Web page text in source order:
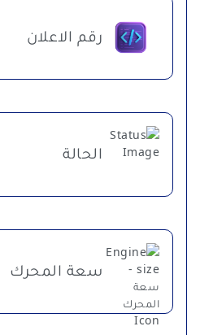
رقم الاعلان
الحالة
سعة المحرك